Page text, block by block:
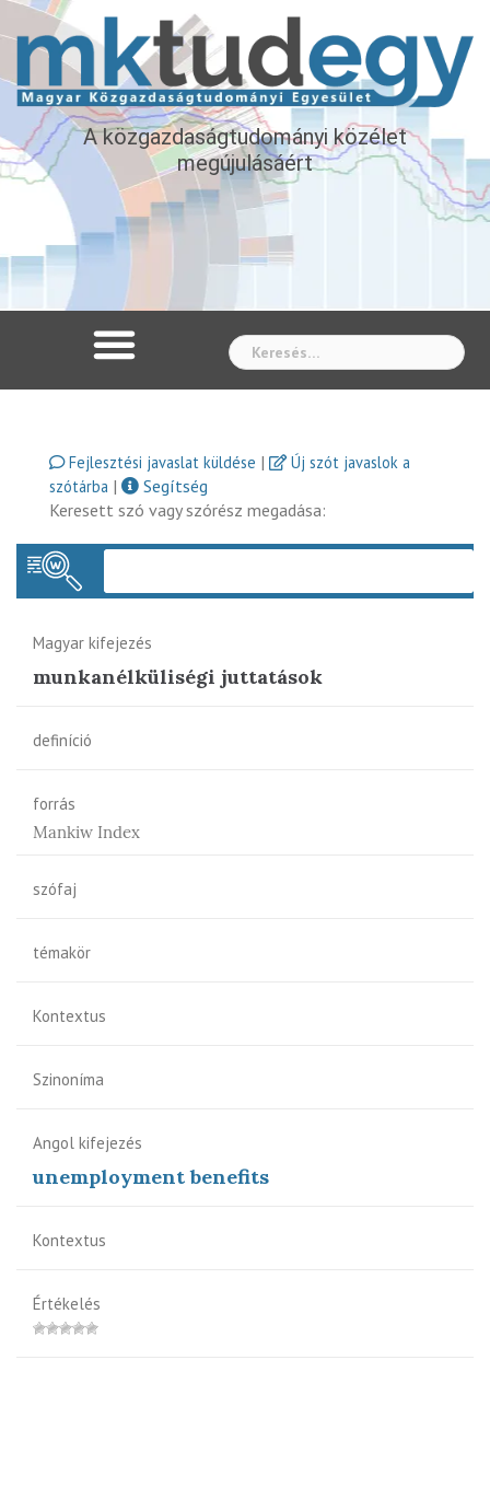
A közgazdaságtudományi közélet
megújulásáért
Fejlesztési javaslat küldése |
Új szót javaslok a
szótárba |
Segítség
Keresett szó vagy szórész megadása:
Magyar kifejezés
munkanélküliségi juttatások
definíció
forrás
Mankiw Index
szófaj
témakör
Kontextus
Szinoníma
Angol kifejezés
unemployment benefits
Kontextus
Értékelés